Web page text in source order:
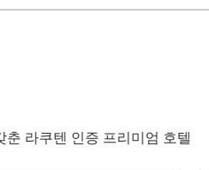
라쿠텐 인증 프리미엄 호텔